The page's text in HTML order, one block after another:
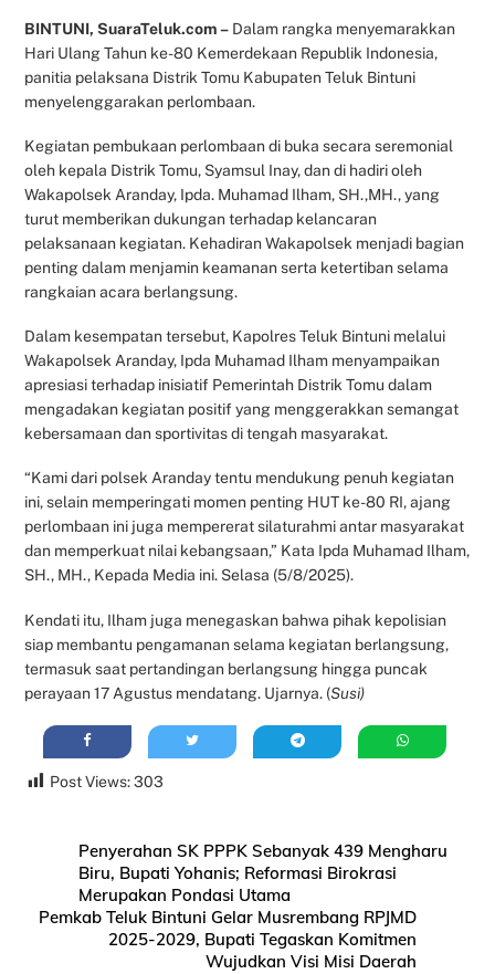
BINTUNI, SuaraTeluk.com – Dalam rangka menyemarakkan
Hari Ulang Tahun ke-80 Kemerdekaan Republik Indonesia,
panitia pelaksana Distrik Tomu Kabupaten Teluk Bintuni
menyelenggarakan perlombaan.
Kegiatan pembukaan perlombaan di buka secara seremonial
oleh kepala Distrik Tomu, Syamsul Inay, dan di hadiri oleh
Wakapolsek Aranday, Ipda. Muhamad Ilham, SH.,MH., yang
turut memberikan dukungan terhadap kelancaran
pelaksanaan kegiatan. Kehadiran Wakapolsek menjadi bagian
penting dalam menjamin keamanan serta ketertiban selama
rangkaian acara berlangsung.
Dalam kesempatan tersebut, Kapolres Teluk Bintuni melalui
Wakapolsek Aranday, Ipda Muhamad Ilham menyampaikan
apresiasi terhadap inisiatif Pemerintah Distrik Tomu dalam
mengadakan kegiatan positif yang menggerakkan semangat
kebersamaan dan sportivitas di tengah masyarakat.
“Kami dari polsek Aranday tentu mendukung penuh kegiatan
ini, selain memperingati momen penting HUT ke-80 RI, ajang
perlombaan ini juga mempererat silaturahmi antar masyarakat
dan memperkuat nilai kebangsaan,” Kata Ipda Muhamad Ilham,
SH., MH., Kepada Media ini. Selasa (5/8/2025).
Kendati itu, Ilham juga menegaskan bahwa pihak kepolisian
siap membantu pengamanan selama kegiatan berlangsung,
termasuk saat pertandingan berlangsung hingga puncak
perayaan 17 Agustus mendatang. Ujarnya. (Susi)
Post Views: 303
Penyerahan SK PPPK Sebanyak 439 Mengharu
Biru, Bupati Yohanis; Reformasi Birokrasi
Merupakan Pondasi Utama
Pemkab Teluk Bintuni Gelar Musrembang RPJMD
2025-2029, Bupati Tegaskan Komitmen
Wujudkan Visi Misi Daerah